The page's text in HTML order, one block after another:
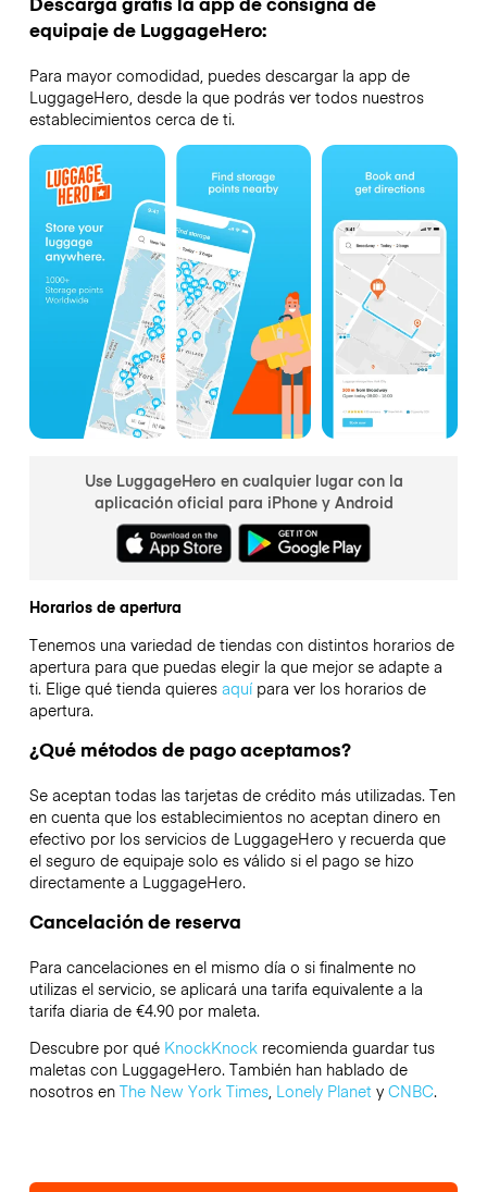
equipaje de LuggageHero:
Para mayor comodidad, puedes descargar la app de
LuggageHero, desde la que podrás ver todos nuestros
establecimientos cerca de ti.
Use LuggageHero en cualquier lugar con la
aplicación oficial para iPhone y Android
Horarios de apertura
Tenemos una variedad de tiendas con distintos horarios de
apertura para que puedas elegir la que mejor se adapte a
ti. Elige qué tienda quieres aquípara ver los horarios de
apertura.
¿Qué métodos de pago aceptamos?
Se aceptan todas las tarjetas de crédito más utilizadas. Ten
en cuenta que los establecimientos no aceptan dinero en
efectivo por los servicios de LuggageHero y recuerda que
el seguro de equipaje solo es válido si el pago se hizo
directamente a LuggageHero.
Cancelación de reserva
Para cancelaciones en el mismo día o si finalmente no
utilizas el servicio, se aplicará una tarifa equivalente a la
tarifa diaria de €4.90 por maleta.
Descubre por qué KnockKnockrecomienda guardar tus
maletas con LuggageHero. También han hablado de
nosotros en The New York Times, Lonely Planety CNBC.